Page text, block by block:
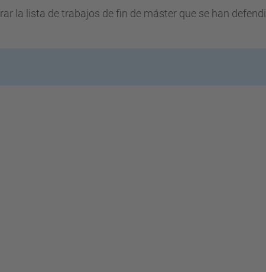
la lista de trabajos de fin de máster que se han